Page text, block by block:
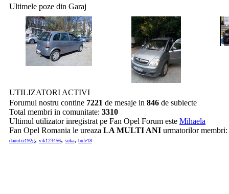
Ultimele poze din Garaj
UTILIZATORI ACTIVI
Forumul nostru contine 7221 de mesaje in 846 de subiecte
Total membri in comunitate: 3310
Ultimul utilizator inregistrat pe Fan Opel Forum este Mihaela
Fan Opel Romania le ureaza LA MULTI ANI urmatorilor membri:
danutzz192g, vik123456, soka, bufe18